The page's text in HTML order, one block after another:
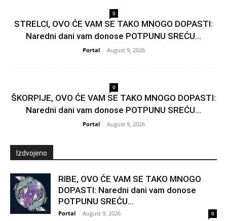
0
STRELCI, OVO ĆE VAM SE TAKO MNOGO DOPASTI:
Naredni dani vam donose POTPUNU SREĆU...
Portal - August 9, 2026
0
ŠKORPIJE, OVO ĆE VAM SE TAKO MNOGO DOPASTI:
Naredni dani vam donose POTPUNU SREĆU...
Portal - August 9, 2026
Izdvojeno
RIBE, OVO ĆE VAM SE TAKO MNOGO
DOPASTI: Naredni dani vam donose
POTPUNU SREĆU...
Portal - August 9, 2026 0